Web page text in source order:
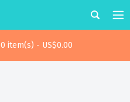
0 item(s) - US$0.00